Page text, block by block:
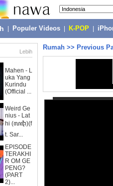
Populer Videos K-POP
Lebih
Mahen - L
uka Yang
Kurindu
(Official ...
Weird Ge
nius - Lat
hi (ꦭꦛꦶ)(f
t. Sar...
EPISODE
TERAKHI
R OM GE
PENG?
(PART
2)...
Rumah >> Previous